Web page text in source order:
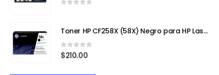
Toner HP CF258X (58X) Negro para HP LaserJet Pro
0out of 5
$210.00